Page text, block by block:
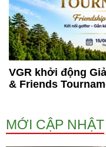
VGR khởi động
& Friends
MỚI CẬP NHẬT